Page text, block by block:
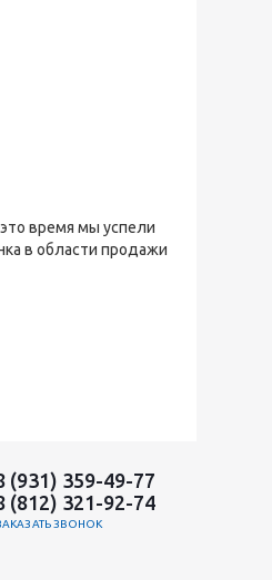
время мы успели
в области продажи
(931) 359-49-77
(812) 321-92-74
ЗВОНОК